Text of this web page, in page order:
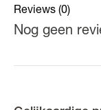
er binnen een
defect of gebrek
fabrikant of dit te
(Edel)steen
Lengte
Reviews (0)
Nog geen